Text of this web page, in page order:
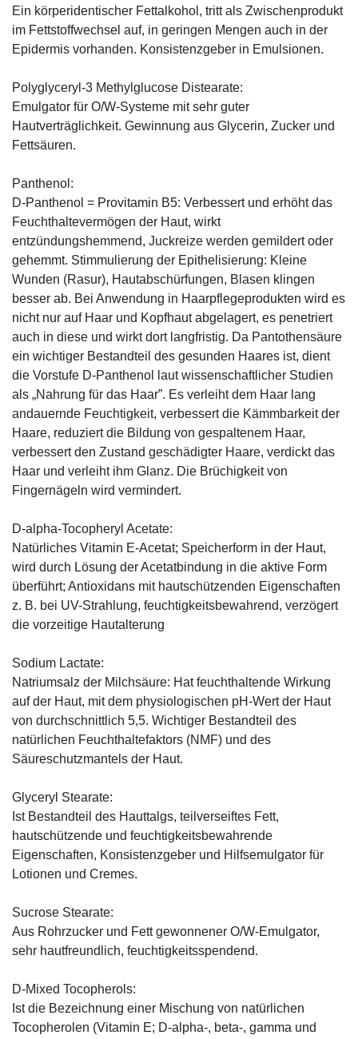
Ein körperidentischer Fettalkohol, tritt als Zwischenprodukt
im Fettstoffwechsel auf, in geringen Mengen auch in der
Epidermis vorhanden. Konsistenzgeber in Emulsionen.
Polyglyceryl-3 Methylglucose Distearate:
Emulgator für O/W-Systeme mit sehr guter
Hautverträglichkeit. Gewinnung aus Glycerin, Zucker und
Fettsäuren.
Panthenol:
D-Panthenol = Provitamin B5: Verbessert und erhöht das
Feuchthaltevermögen der Haut, wirkt
entzündungshemmend, Juckreize werden gemildert oder
gehemmt. Stimmulierung der Epithelisierung: Kleine
Wunden (Rasur), Hautabschürfungen, Blasen klingen
besser ab. Bei Anwendung in Haarpflegeprodukten wird es
nicht nur auf Haar und Kopfhaut abgelagert, es penetriert
auch in diese und wirkt dort langfristig. Da Pantothensäure
ein wichtiger Bestandteil des gesunden Haares ist, dient
die Vorstufe D-Panthenol laut wissenschaftlicher Studien
als „Nahrung für das Haar”. Es verleiht dem Haar lang
andauernde Feuchtigkeit, verbessert die Kämmbarkeit der
Haare, reduziert die Bildung von gespaltenem Haar,
verbessert den Zustand geschädigter Haare, verdickt das
Haar und verleiht ihm Glanz. Die Brüchigkeit von
Fingernägeln wird vermindert.
D-alpha-Tocopheryl Acetate:
Natürliches Vitamin E-Acetat; Speicherform in der Haut,
wird durch Lösung der Acetatbindung in die aktive Form
überführt; Antioxidans mit hautschützenden Eigenschaften
z. B. bei UV-Strahlung, feuchtigkeitsbewahrend, verzögert
die vorzeitige Hautalterung
Sodium Lactate:
Natriumsalz der Milchsäure: Hat feuchthaltende Wirkung
auf der Haut, mit dem physiologischen pH-Wert der Haut
von durchschnittlich 5,5. Wichtiger Bestandteil des
natürlichen Feuchthaltefaktors (NMF) und des
Säureschutzmantels der Haut.
Glyceryl Stearate:
Ist Bestandteil des Hauttalgs, teilverseiftes Fett,
hautschützende und feuchtigkeitsbewahrende
Eigenschaften, Konsistenzgeber und Hilfsemulgator für
Lotionen und Cremes.
Sucrose Stearate:
Aus Rohrzucker und Fett gewonnener O/W-Emulgator,
sehr hautfreundlich, feuchtigkeitsspendend.
D-Mixed Tocopherols:
Ist die Bezeichnung einer Mischung von natürlichen
Tocopherolen (Vitamin E; D-alpha-, beta-, gamma und